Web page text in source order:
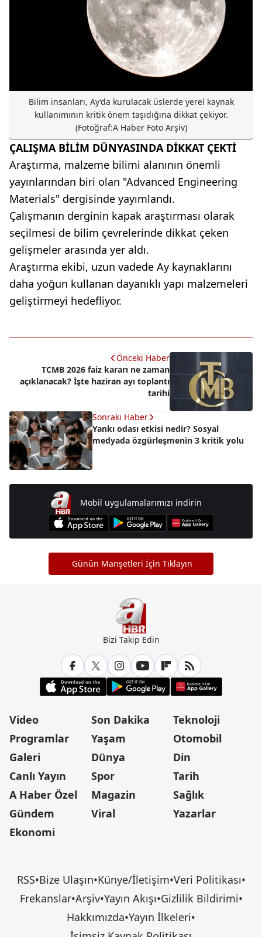
Bilim insanları, Ay’da kurulacak üslerde yerel kaynak
kullanımının kritik önem taşıdığına dikkat çekiyor.
(Fotoğraf:A Haber Foto Arşiv)
ÇALIŞMA BİLİM DÜNYASINDA DİKKAT ÇEKTİ
Araştırma, malzeme bilimi alanının önemli
yayınlarından biri olan "Advanced Engineering
Materials" dergisinde yayımlandı.
Çalışmanın derginin kapak araştırması olarak
seçilmesi de bilim çevrelerinde dikkat çeken
gelişmeler arasında yer aldı.
Araştırma ekibi, uzun vadede Ay kaynaklarını
daha yoğun kullanan dayanıklı yapı malzemeleri
geliştirmeyi hedefliyor.
Önceki Haber
TCMB 2026 faiz kararı ne zaman
açıklanacak? İşte haziran ayı toplantı
tarihi
Sonraki Haber
Yankı odası etkisi nedir? Sosyal
medyada özgürleşmenin 3 kritik yolu
Mobil uygulamalarımızı indirin
Günün Manşetleri İçin Tıklayın
Bizi Takip Edin
Video
Programlar
Galeri
Canlı Yayın
A Haber Özel
Gündem
Ekonomi
Son Dakika
Yaşam
Dünya
Spor
Magazin
Viral
Teknoloji
Otomobil
Din
Tarih
Sağlık
Yazarlar
RSS•Bize Ulaşın•Künye/İletişim•Veri Politikası•
Frekanslar•Arşiv•Yayın Akışı•Gizlilik Bildirimi•
Hakkımızda•Yayın İlkeleri•